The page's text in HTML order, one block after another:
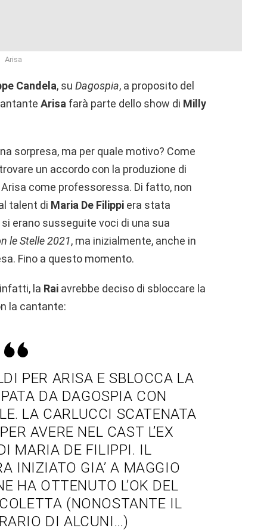
Arisa
Candela, su Dagospia, a proposito del
Arisa farà parte dello show di Milly
sorpresa, ma per quale motivo? Come
un accordo con la produzione di
come professoressa. Di fatto, non
talent di Maria De Filippi era stata
erano susseguite voci di una sua
le Stelle 2021, ma inizialmente, anche in
Fino a questo momento.
la Rai avrebbe deciso di sbloccare la
la cantante:
PER ARISA E SBLOCCA LA
DA DAGOSPIA CON
LA CARLUCCI SCATENATA
AVERE NEL CAST L’EX
MARIA DE FILIPPI. IL
INIZIATO GIA’ A MAGGIO
HA OTTENUTO L’OK DEL
(NONOSTANTE IL
DI ALCUNI…)